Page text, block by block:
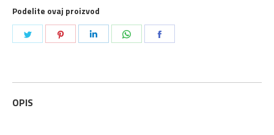
2800
19
mm
Podelite ovaj proizvod
Podeli
Podeli
OPIS